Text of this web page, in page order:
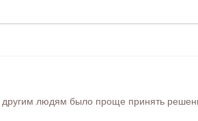
людям было проще принять